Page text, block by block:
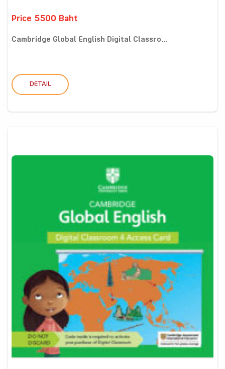
Price 5500 Baht
Cambridge Global English Digital Classro...
DETAIL